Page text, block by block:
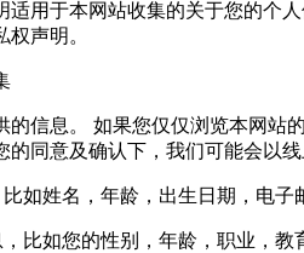
于本网站收集的关于您的个人
声明。
息。 如果您仅仅浏览本网站的
的同意及确认下，我们可能会以
姓名，年龄，出生日期，电子
如您的性别，年龄，职业，教